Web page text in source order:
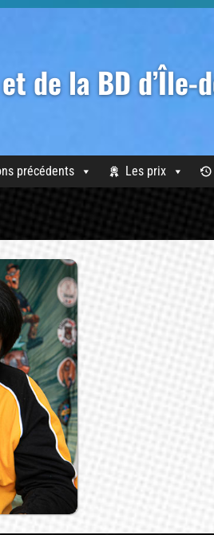
de la BD
précédents Les prix